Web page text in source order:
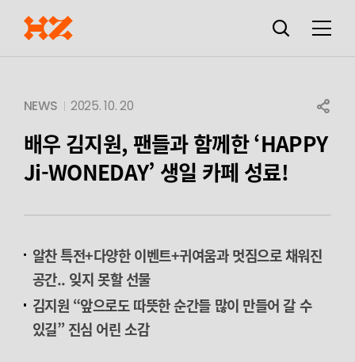
검색창
열기
메뉴
NEWS 2025. 10. 20 SHARE
배우 김지원, 팬들과 함께한‘HAPPY
Ji-WONEDAY’ 생일 카페 성료!
알찬 특전+다양한 이벤트+귀여움과 멋짐으로 채워진
공간.. 잊지 못할 선물
김지원 “앞으로도 따뜻한 순간들 많이 만들어 갈 수
있길” 진심 어린 소감